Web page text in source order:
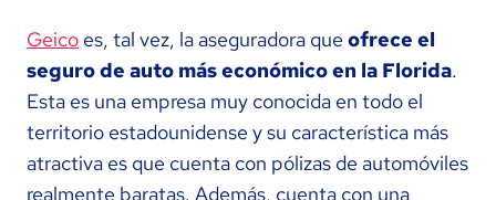
Geico es, tal vez, la aseguradora queofrece el
seguro de auto más económico en la Florida.
Esta es una empresa muy conocida en todo el
territorio estadounidense y su característica más
atractiva es que cuenta con pólizas de automóviles
realmente baratas. Además, cuenta con una